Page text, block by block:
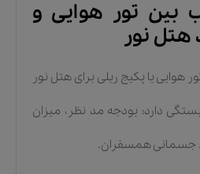
بین تور هوایی و
هتل نور
یا پکیج ریلی برای هتل نور
اصلی بستگی دارد: بودجه مد نظر، میزان
جسمانی همسفران.